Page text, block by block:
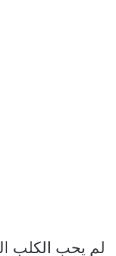
لم يحب الكلب